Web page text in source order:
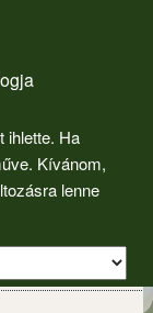
ihlette. Ha
Kívánom,
lenne